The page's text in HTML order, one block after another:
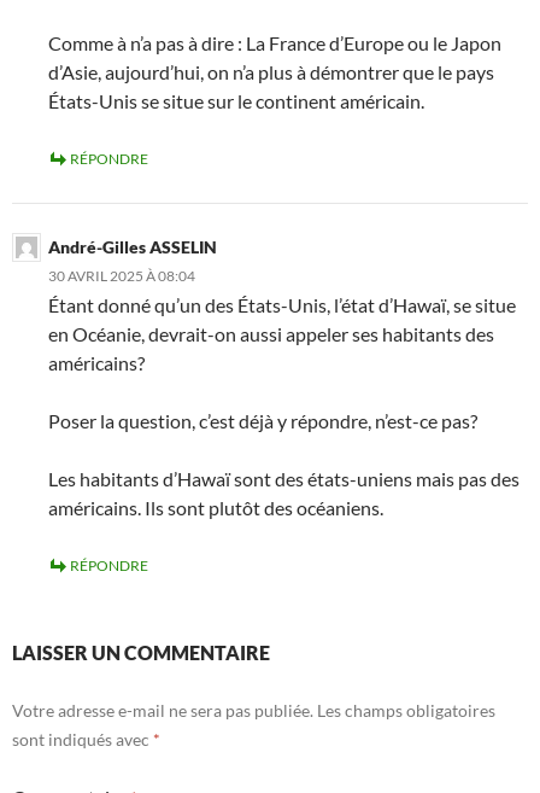
Comme à n’a pas à dire : La France d’Europe ou le Japon
d’Asie, aujourd’hui, on n’a plus à démontrer que le pays
États-Unis se situe sur le continent américain.
RÉPONDRE
André-Gilles ASSELIN
30 AVRIL 2025 À 08:04
Étant donné qu’un des États-Unis, l’état d’Hawaï, se situe
en Océanie, devrait-on aussi appeler ses habitants des
américains?
Poser la question, c’est déjà y répondre, n’est-ce pas?
Les habitants d’Hawaï sont des états-uniens mais pas des
américains. Ils sont plutôt des océaniens.
RÉPONDRE
LAISSER UN COMMENTAIRE
Votre adresse e-mail ne sera pas publiée. Les champs obligatoires
sont indiqués avec *